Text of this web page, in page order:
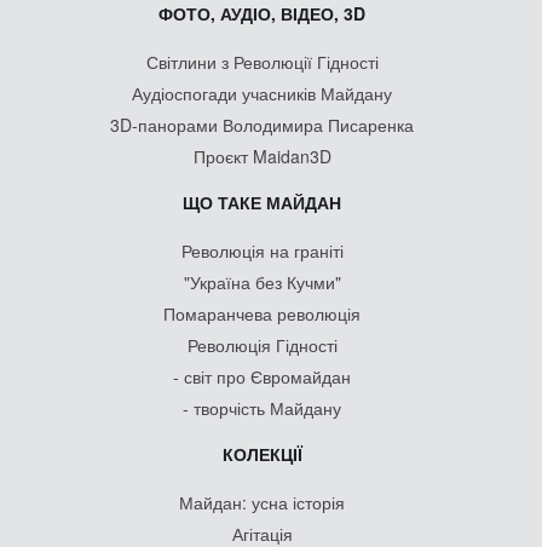
ФОТО, АУДІО, ВІДЕО, 3D
Світлини з Революції Гідності
Аудіоспогади учасників Майдану
3D-панорами Володимира Писаренка
Проєкт Maidan3D
ЩО ТАКЕ МАЙДАН
Революція на граніті
"Україна без Кучми"
Помаранчева революція
Революція Гідності
- світ про Євромайдан
- творчість Майдану
КОЛЕКЦІЇ
Майдан: усна історія
Агітація